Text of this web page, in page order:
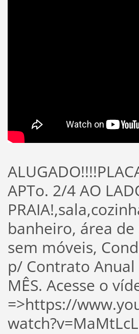
APTo. 2/4 AO
banheiro, área de
sem móveis,
p/ Contrato Anual
MÊS. Acesse o
=>https://